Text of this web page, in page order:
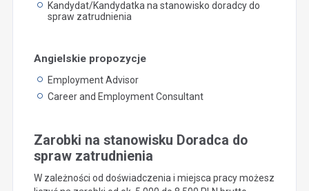
Kandydat/Kandydatka na stanowisko doradcy do
spraw zatrudnienia
Angielskie propozycje
Employment Advisor
Career and Employment Consultant
Zarobki na stanowisku Doradca do
spraw zatrudnienia
W zależności od doświadczenia i miejsca pracy możesz